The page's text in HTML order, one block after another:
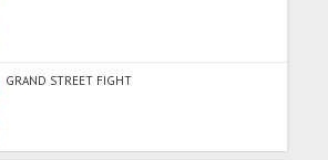
GRAND STREET FIGHT